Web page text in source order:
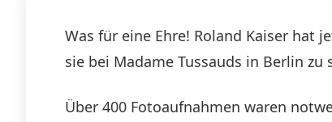
Was für eine Ehre! Roland Kaiser hat
sie bei Madame Tussauds in Berlin zu
Über 400 Fotoaufnahmen waren